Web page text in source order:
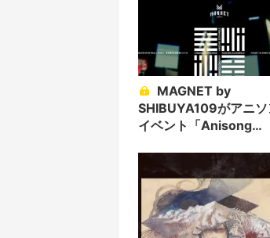
SHIBUYA109がアニ
イベント「Anisong